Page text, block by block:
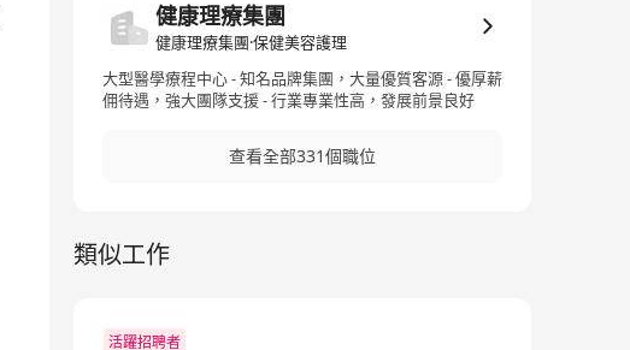
健康理療集團
健康理療集團·保健美容護理
大型醫學療程中心 - 知名品牌集團，大量優質客源 - 優厚薪
佣待遇，強大團隊支援 - 行業專業性高，發展前景良好
查看全部331個職位
類似工作
活躍招聘者